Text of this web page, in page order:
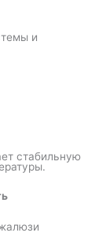
и
стабильную